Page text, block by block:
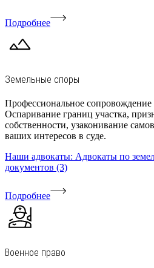
Подробнее
Земельные споры
Профессиональное сопровождение
Оспаривание границ участка,
собственности, узаконивание
ваших интересов в суде.
Наши адвокаты: Адвокаты по
документов (3)
Подробнее
Военное право